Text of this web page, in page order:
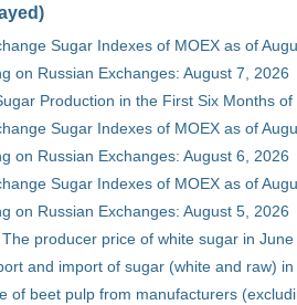
Sugar Indexes of MOEX as of
on Russian Exchanges: August 7, 2026
Production in the First Six Months of
Sugar Indexes of MOEX as of
on Russian Exchanges: August 6, 2026
Sugar Indexes of MOEX as of
on Russian Exchanges: August 5, 2026
producer price of white sugar in
and import of sugar (white and raw)
of beet pulp from manufacturers